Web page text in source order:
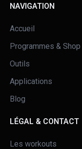
NAVIGATION
Accueil
Programmes & Shop
Outils
Applications
Blog
LÉGAL & CONTACT
Les workouts